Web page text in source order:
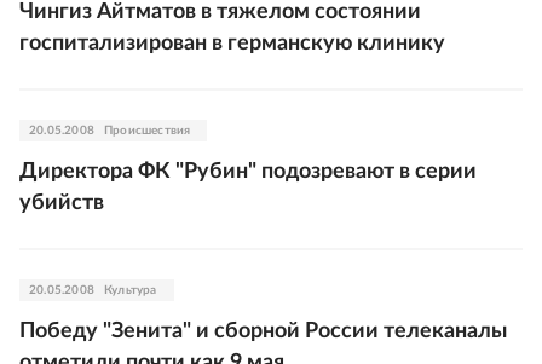
Чингиз Айтматов в тяжелом состоянии
госпитализирован в германскую клинику
20.05.2008 Происшествия
Директора ФК "Рубин" подозревают в серии
убийств
20.05.2008 Культура
Победу "Зенита" и сборной России телеканалы